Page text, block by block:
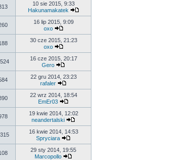
10 sie 2015, 9:33
Hakunamakatek
16 lip 2015, 9:09
oxo
30 cze 2015, 21:23
oxo
16 cze 2015, 20:17
Gero
22 gru 2014, 23:23
rafaler
22 wrz 2014, 18:54
EmEr03
19 kwie 2014, 12:02
neandertalski
16 kwie 2014, 14:53
Spryciara
29 sty 2014, 19:55
Marcopollo